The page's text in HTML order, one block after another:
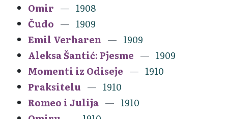
Omir
1908
Čudo
1909
Emil Verharen
1909
Aleksa Šantić: Pjesme
1909
Momenti iz Odiseje
1910
Praksitelu
1910
Romeo i Julija
1910